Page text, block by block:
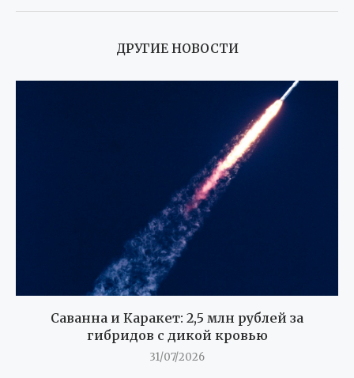
ДРУГИЕ НОВОСТИ
Саванна и Каракет: 2,5 млн рублей за
гибридов с дикой кровью
31/07/2026